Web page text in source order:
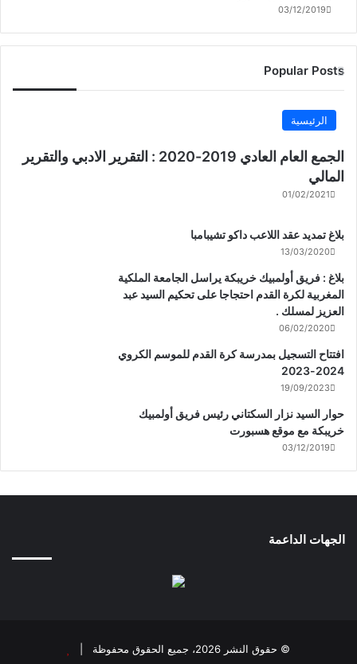
03/12/2019
Popular Posts
الرئيسية
الجمع العام العادي 2019-2020 : التقرير الادبي والتقرير
المالي
01/02/2021
بلاغ تمديد عقد اللاعب داكو تشيبامبا
13/03/2020
بلاغ : فريق أولمبيك خريبكة يراسل الجامعة الملكية
المغربية لكرة القدم احتجاجا على تحكيم السيد عبد
العزيز لمسلك .
06/02/2020
افتتاح التسجيل بمدرسة كرة القدم للموسم الكروي
2024-2023
19/09/2023
حوار السيد نزار السكتاني رئيس فريق أولمبيك
خريبكة مع موقع هسبورت
03/12/2019
الجهات الداعمة
© حقوق النشر 2026، جميع الحقوق محفوظة |